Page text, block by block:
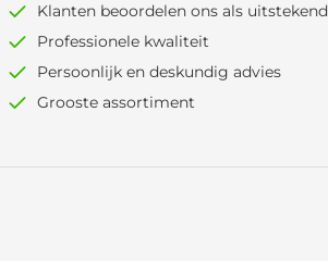
Klanten beoordelen ons als uitstekend
Professionele kwaliteit
Persoonlijk en deskundig advies
Grooste assortiment